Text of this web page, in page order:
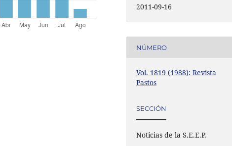
2011-09-16
NÚMERO
Vol. 1819 (1988): Revista
Pastos
SECCIÓN
Noticias de la S.E.E.P.